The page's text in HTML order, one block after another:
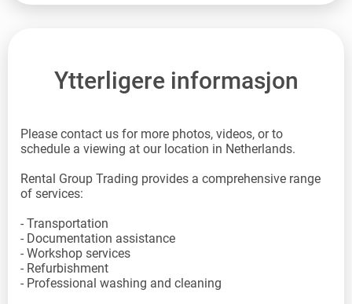
Ytterligere informasjon
Please contact us for more photos, videos, or to
schedule a viewing at our location in Netherlands.
Rental Group Trading provides a comprehensive range
of services:
- Transportation
- Documentation assistance
- Workshop services
- Refurbishment
- Professional washing and cleaning